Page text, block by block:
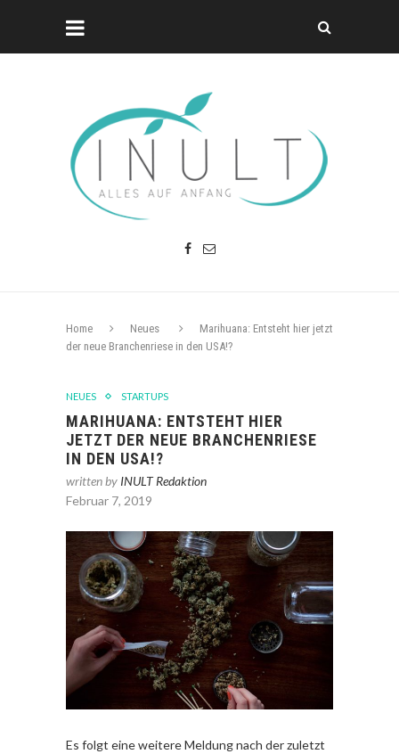
Home Neues
Marihuana: Entsteht hier jetzt
der neue Branchenriese in den USA!?
NEUES STARTUPS
MARIHUANA: ENTSTEHT HIER
JETZT DER NEUE BRANCHENRIESE
IN DEN USA!?
written by INULT Redaktion
Februar 7, 2019
Es folgt eine weitere Meldung nach der zuletzt